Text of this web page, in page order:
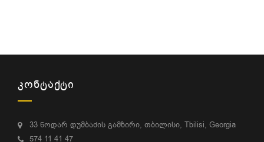
ᲙᲝᲜᲢᲐᲥᲢᲘ
33 ნოდარ დუმბაძის გამზირი, თბილისი, Tbilisi, Georgia
574 11 41 47